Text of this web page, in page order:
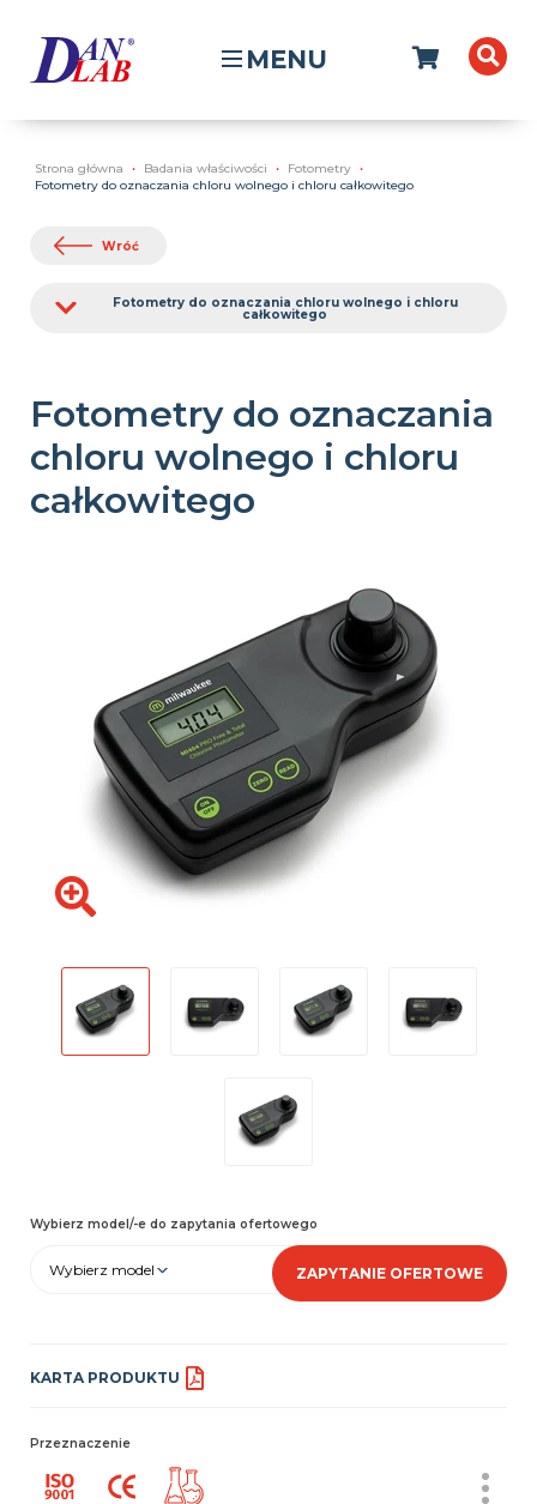
MENU
Strona główna Badania właściwości
Fotometry
Fotometry do oznaczania chloru wolnego i chloru całkowitego
Wróć
Fotometry do oznaczania chloru wolnego i chloru
całkowitego
Fotometry do oznaczania
chloru wolnego i chloru
całkowitego
Wybierz model/-e do zapytania ofertowego
Wybierz model ZAPYTANIE OFERTOWE
KARTA PRODUKTU
Przeznaczenie